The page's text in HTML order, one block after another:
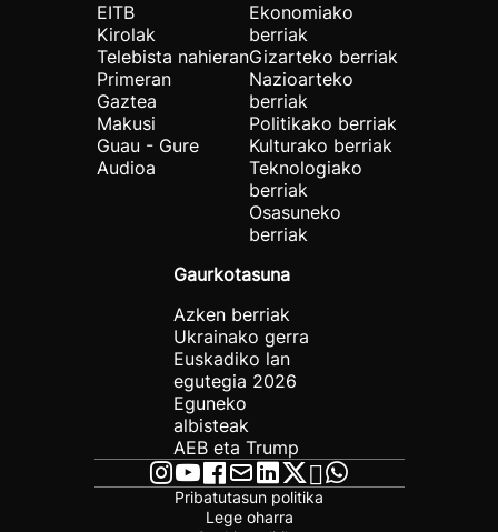
EITB
Kirolak
Telebista nahieran
Primeran
Gaztea
Makusi
Guau - Gure
Audioa
Ekonomiako
berriak
Gizarteko berriak
Nazioarteko
berriak
Politikako berriak
Kulturako berriak
Teknologiako
berriak
Osasuneko
berriak
Gaurkotasuna
Azken berriak
Ukrainako gerra
Euskadiko lan
egutegia 2026
Eguneko
albisteak
AEB eta Trump
Pribatutasun politika
Lege oharra